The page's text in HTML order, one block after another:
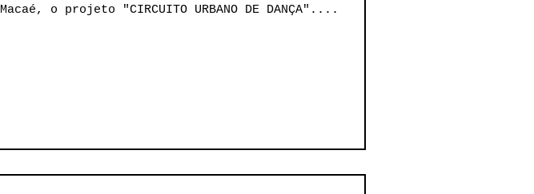
Macaé, o projeto "CIRCUITO URBANO DE DANÇA"....